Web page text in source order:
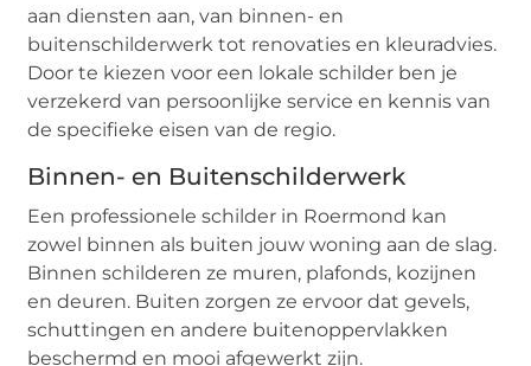
aan diensten aan, van binnen- en
buitenschilderwerk tot renovaties en kleuradvies.
Door te kiezen voor een lokale schilder ben je
verzekerd van persoonlijke service en kennis van
de specifieke eisen van de regio.
Binnen- en Buitenschilderwerk
Een professionele schilder in Roermond kan
zowel binnen als buiten jouw woning aan de slag.
Binnen schilderen ze muren, plafonds, kozijnen
en deuren. Buiten zorgen ze ervoor dat gevels,
schuttingen en andere buitenoppervlakken
beschermd en mooi afgewerkt zijn.